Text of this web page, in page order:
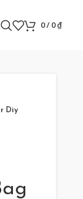
0/ 0₫
Diy